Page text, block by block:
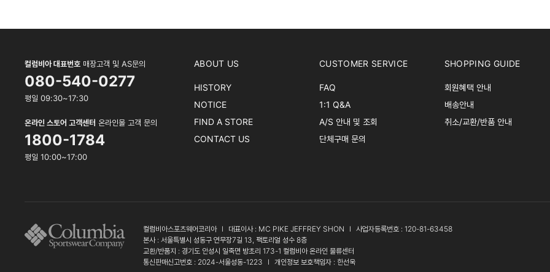
컬럼비아 대표번호 매장고객 및 AS문의
080-540-0277
평일 09:30~17:30
온라인 스토어 고객센터 온라인몰 고객 문의
1800-1784
평일 10:00~17:00
ABOUT US
HISTORY
NOTICE
FIND A STORE
CONTACT US
CUSTOMER SERVICE
FAQ
1:1 Q&A
A/S 안내 및 조회
단체구매 문의
SHOPPING GUIDE
회원혜택 안내
배송안내
취소/교환/반품 안내
컬럼비아스포츠웨어코리아 l 대표이사 : MC PIKE JEFFREY SHON l
사업자등록번호 : 120-81-63458
본사 : 서울특별시 성동구 연무장7길 13, 팩토리얼 성수 8층
교환/반품지 : 경기도 안성시 일죽면 방초리 173-1 컬럼비아 온라인 물류센터
통신판매신고번호 : 2024-서울성동-1223
l 개인정보 보호책임자 : 한선욱